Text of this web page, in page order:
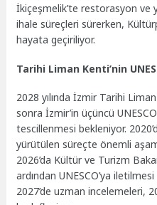
İkiçeşmelik’te restorasyon ve
ihale süreçleri sürerken,
hayata geçiriliyor.
Tarihi Liman Kenti’nin
2028 yılında İzmir Tarihi
sonra İzmir’in üçüncü
tescillenmesi bekleniyor.
yürütülen süreçte önemli
2026’da Kültür ve Turizm
ardından UNESCO’ya
2027’de uzman incelemeleri,